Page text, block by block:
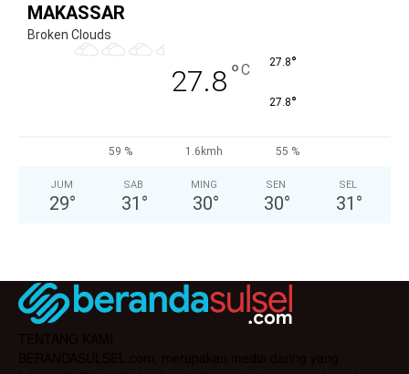
MAKASSAR
Broken Clouds
27.8°C 27.8°
27.8°
59 % 1.6kmh 55 %
JUM
29°
SAB
31 °
MING
30°
SEN
30°
SEL
31 °